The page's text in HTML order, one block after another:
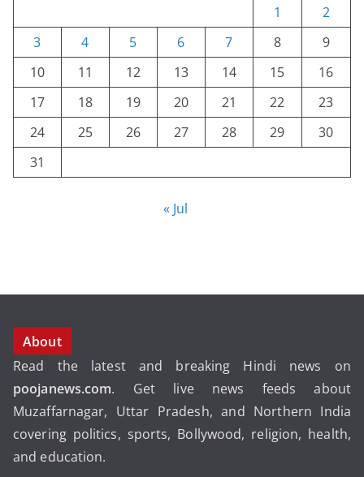
1
2
3
4 5 6 7 8
9
10
11 12 13 14 15
16
17
18 19 20 21 22
23
24
25 26 27 28 29
30
31
« Jul
About
Read the latest and breaking Hindi news on
poojanews.com. Get live news feeds about
Muzaffarnagar, Uttar Pradesh, and Northern India
covering politics, sports, Bollywood, religion, health,
and education.